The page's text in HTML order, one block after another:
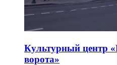
Культурный центр
ворота»